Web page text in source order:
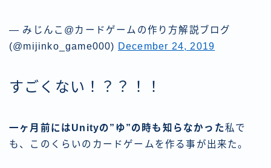
— みじんこ@カードゲームの作り方解説ブログ
(@mijinko_game000) December 24, 2019
すごくない！？？！！
一ヶ月前にはUnityの”ゆ”の時も知らなかった私で
も、このくらいのカードゲームを作る事が出来た。